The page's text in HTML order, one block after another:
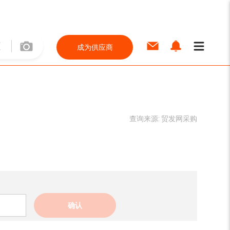
成为供应商
查询来源: 贸发网采购
确认